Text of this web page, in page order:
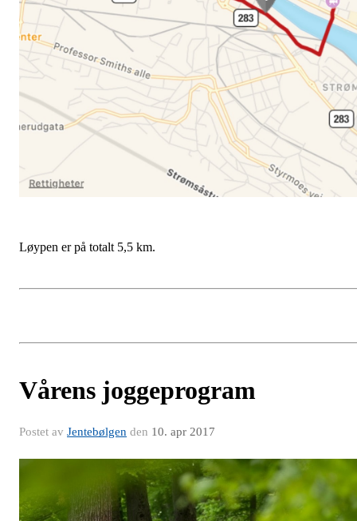
Løypen er på totalt 5,5 km.
Vårens joggeprogram
Postet av Jentebølgen den 10. apr 2017